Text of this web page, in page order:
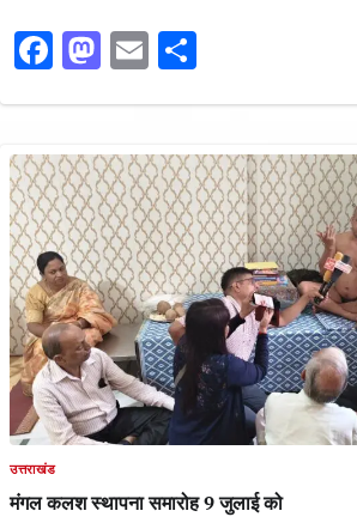
Facebook
Mastodon
Email
उत्तराखंड
मंगल कलश स्थापना समारोह 9 जुलाई को